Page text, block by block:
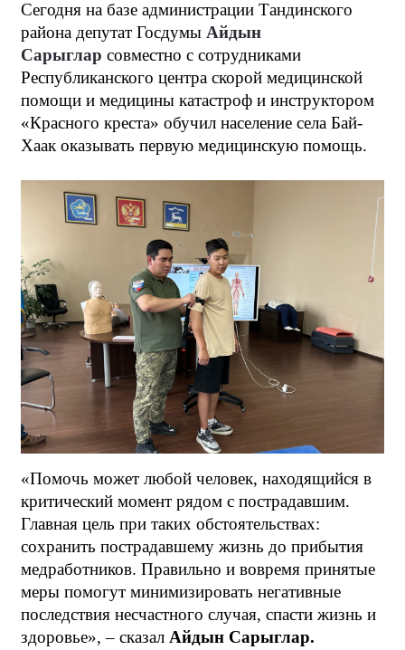
Сегодня на базе администрации Тандинского
района депутат Госдумы Айдын
Сарыглар совместно с сотрудниками
Республиканского центра скорой медицинской
помощи и медицины катастроф и инструктором
«Красного креста» обучил население села Бай-
Хаак оказывать первую медицинскую помощь.
«Помочь может любой человек, находящийся в
критический момент рядом с пострадавшим.
Главная цель при таких обстоятельствах:
сохранить пострадавшему жизнь до прибытия
медработников. Правильно и вовремя принятые
меры помогут минимизировать негативные
последствия несчастного случая, спасти жизнь и
здоровье», – сказал Айдын Сарыглар.